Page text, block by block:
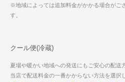
※地域によっては追加料金がかかる場合がご
す。
クール便(冷蔵)
夏場や暖かい地域への発送にもご安心の配送
当店で配送料金の一番かからない方法を選択